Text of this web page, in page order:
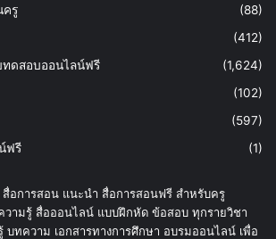
ครู
(88)
(412)
ดสอบออนไลน์ฟรี
(1,624)
(102)
(597)
ฟรี
(1)
อการสอน แนะนำ สื่อการสอนฟรี สำหรับครู
วามรู้ สื่อออนไลน์ แบบฝึกหัด ข้อสอบ ทุกรายวิชา
บทความ เอกสารทางการศึกษา อบรมออนไลน์ เพื่อ